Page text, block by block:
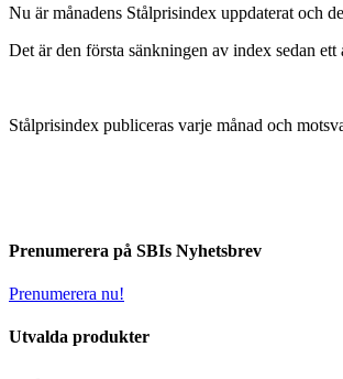
Nu är månadens Stålprisindex uppdaterat och
Det är den första sänkningen av index sedan
Stålprisindex publiceras varje månad och
Prenumerera på SBIs Nyhetsbrev
Prenumerera nu!
Utvalda produkter